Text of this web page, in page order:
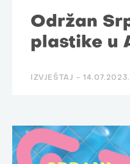
Održan
plastike u
IZVJEŠTAJ -14.07.2023.